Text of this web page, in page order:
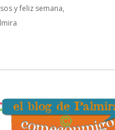
y feliz semana,